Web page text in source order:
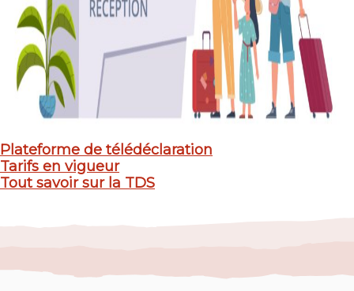
Plateforme de télédéclaration
Tarifs en vigueur
Tout savoir sur la TDS